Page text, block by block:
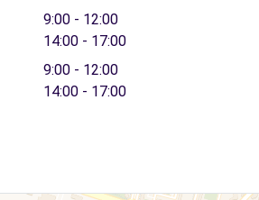
9:00 - 12:00
14:00 - 17:00
9:00 - 12:00
14:00 - 17:00